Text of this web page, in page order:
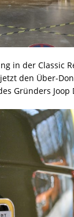
in der Classic
den Über-
Gründers Joop